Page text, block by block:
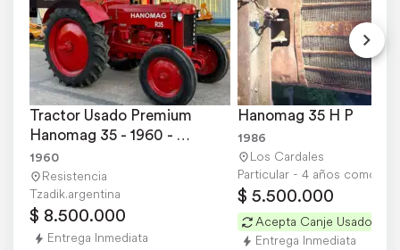
Tractor Usado Premium
Hanomag 35 - 1960 -
Restaurado
1960
Resistencia
Tzadik.argentina
$ 8.500.000
Entrega Inmediata
Hanomag 35 H P
1986
Los Cardales
Particular - 4 años como
$ 5.500.000
Acepta Canje Usados
Entrega Inmediata